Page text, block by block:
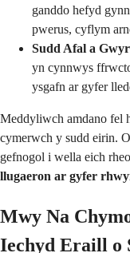
ganddo hefyd
pwerus, cyflym
Sudd Afal a
yn cynnwys
ysgafn ar gyfer
Meddyliwch amdano fel
cymerwch y sudd eirin.
gefnogol i wella eich
llugaeron ar gyfer
Mwy Na
Iechyd Eraill o